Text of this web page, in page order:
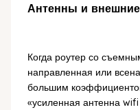
Антенны и
Когда роутер со
направленная или
большим
«усиленная антенна wifi